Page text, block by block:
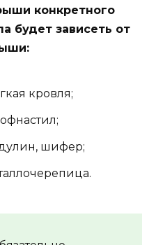
конкретного
будет зависеть от
кровля;
шифер;